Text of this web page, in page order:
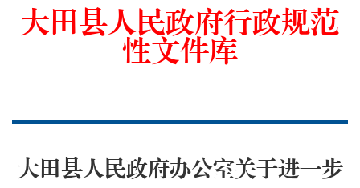
大田县人民政府行政规范
性文件库
大田县人民政府办公室关于进一步